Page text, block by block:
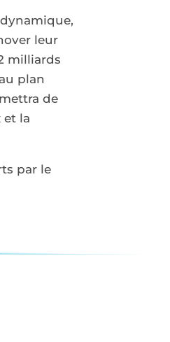
leur
milliards
plan
de
et la
par le